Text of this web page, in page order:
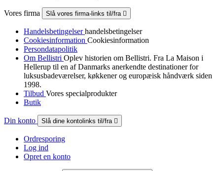
Vores firma Slå vores firma-links til/fra 
Handelsbetingelserhandelsbetingelser
Cookiesinformation Cookiesinformation
Persondatapolitik
Om Bellistri Oplev historien om Bellistri. Fra La Maison i
Hellerup til en af Danmarks anerkendte destinationer for
luksus­badeværelser, køkkener og europæisk håndværk siden
1998.
Tilbud Vores specialprodukter
Butik
Din konto Slå dine kontolinks til/fra 
Ordresporing
Log ind
Opret en konto